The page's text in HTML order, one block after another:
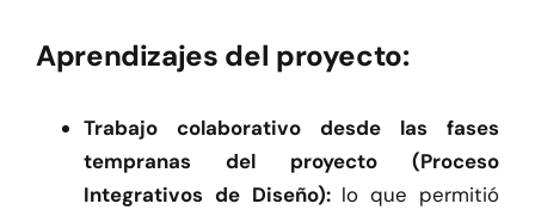
Aprendizajes del proyecto:
Trabajo colaborativo desde las fases
tempranas del proyecto (Proceso
Integrativos de Diseño):lo que permitió